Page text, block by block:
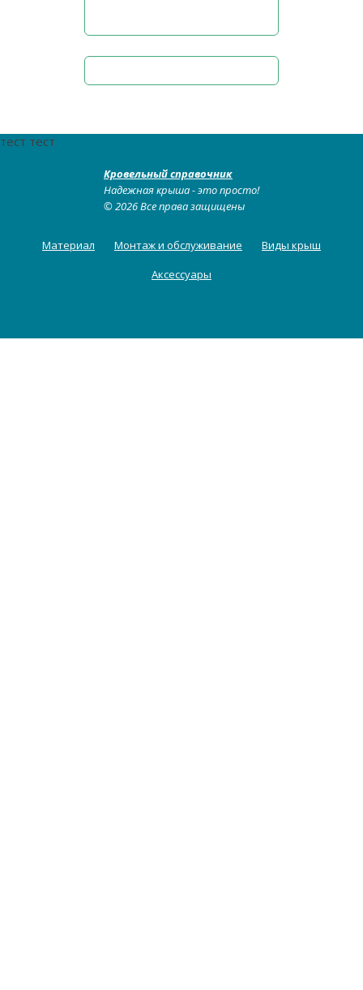
тест тест
Кровельный справочник
Надежная крыша - это просто!
© 2026 Все права защищены
Материал Монтаж и обслуживание
Виды крыш
Аксессуары